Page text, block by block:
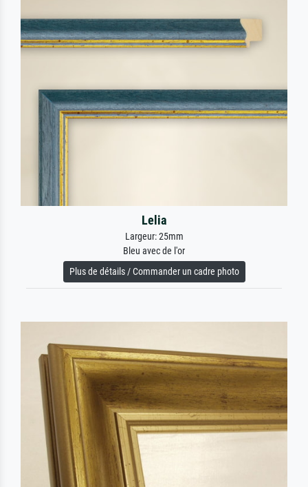
Lelia
Largeur: 25mm
Bleu avec de l'or
Plus de détails / Commander un cadre photo